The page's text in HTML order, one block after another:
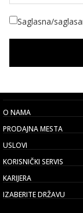
Saglasna/
O NAMA
PRODAJNA MESTA
USLOVI
KORISNIČKI SERVIS
KARIJERA
IZABERITE DRŽAVU